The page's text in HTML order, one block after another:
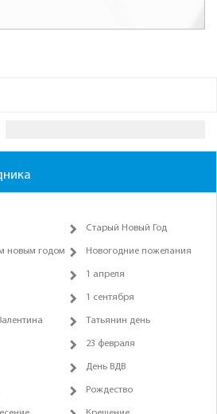
Старый Новый Год
новым годом Новогодние пожелания
1 апреля
1 сентября
Татьянин день
23 февраля
День ВДВ
Рождество